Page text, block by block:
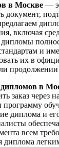
в Москве —
документ,
включая
и
их в
в
заказ через
программу
диплома и
всем
диплома